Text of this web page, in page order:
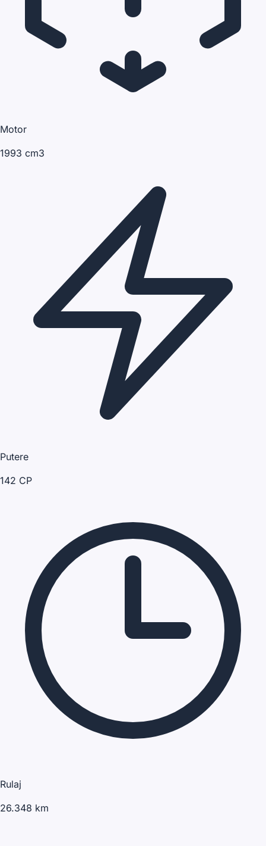
Motor
1993 cm3
Putere
142 CP
Rulaj
26.348 km